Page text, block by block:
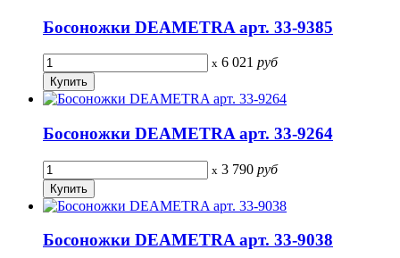
Босоножки DEAMETRA арт. 33-9385
x 6 021 руб
Босоножки DEAMETRA арт. 33-9264
x 3 790 руб
Босоножки DEAMETRA арт. 33-9038